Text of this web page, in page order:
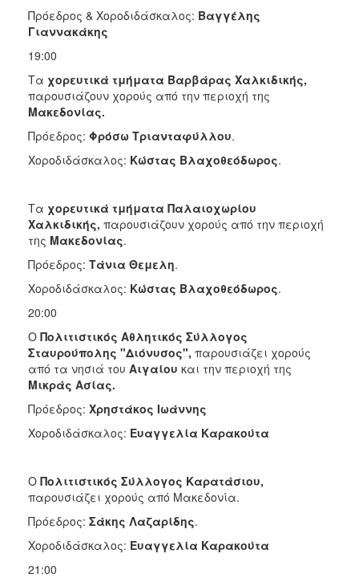
Πρόεδρος & Χοροδιδάσκαλος: Βαγγέλης
Γιαννακάκης
19:00
Τα χορευτικά τμήματα Βαρβάρας Χαλκιδικής,
παρουσιάζουν χορούς από την περιοχή της
Μακεδονίας.
Πρόεδρος: Φρόσω Τριανταφύλλου.
Χοροδιδάσκαλος: Κώστας Βλαχοθεόδωρος.
Τα χορευτικά τμήματα Παλαιοχωρίου
Χαλκιδικής, παρουσιάζουν χορούς από την περιοχή
της Μακεδονίας.
Πρόεδρος: Τάνια Θεμελη.
Χοροδιδάσκαλος: Κώστας Βλαχοθεόδωρος.
20:00
Ο Πολιτιστικός Αθλητικός Σύλλογος
Σταυρούπολης "Διόνυσος", παρουσιάζει χορούς
από τα νησιά του Αιγαίου και την περιοχή της
Μικράς Ασίας.
Πρόεδρος: Χρηστάκος Ιωάννης
Χοροδιδάσκαλος: Ευαγγελία Καρακούτα
Ο Πολιτιστικός Σύλλογος Καρατάσιου,
παρουσιάζει χορούς από Μακεδονία.
Πρόεδρος: Σάκης Λαζαρίδης.
Χοροδιδάσκαλος: Ευαγγελία Καρακούτα
21:00